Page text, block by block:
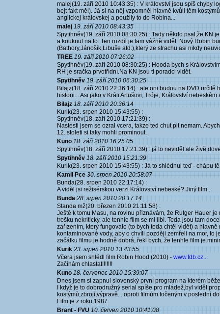
malej(19. září 2010 10:43:35) : V království jsou spíš chyby
bejt fakt měl). Já si na něj vzpomněl hlavně kvůli těm
anglickej královskej a použily to do Robina...
malej 19. září 2010 08:43:35
Spytihněv(19. září 2010 08:30:25) : Tady někdo psal,že KN
a kouknul na to. Ten rozdíl je tam vážně vidět. Nový Robin
(Bathory,Jánošík,Libuše atd.),který ze strachu asi nikdy
TREE 19. září 2010 07:26:02
Spytihněv(19. září 2010 08:30:25) : Hooda bych s
RH je sračka prvotřídní.Na KN jsou ti poradci vidět.
Spytihněv 19. září 2010 06:30:25
Bilajz(18. září 2010 22:36:14) : ale oni budou na DVD určitě
historii... Asi jako v Králi Artušovi, Tróje, Království nebeském
Bilajz 18. září 2010 20:36:14
Kurik(23. srpen 2010 15:43:55) :
Spytihněv(18. září 2010 17:21:39) :
Nastesti jsem se ozral vcera, takze ted chut pit nemam.
12. stoleti si taky mohli prominout.
Kuno 18. září 2010 16:25:05
Spytihněv(18. září 2010 17:21:39) : já to neviděl ale živě
Spytihněv 18. září 2010 15:21:39
Kurik(23. srpen 2010 15:43:55) : Já to shlédnul teď - chápu
Kamil Pce 30. srpen 2010 20:58:07
Bunda(28. srpen 2010 22:17:14) :
A viděl jsi režisérskou verzi Království nebeské? Jiný film..
Bunda 28. srpen 2010 20:17:14
Standa mž(20. březen 2010 21:11:58) :
Ještě k tomu Masu, na rovinu přiznávám, že Rutger Hauer
trošku nekriticky, ale tenhle film se mi líbí. Teda jsou tam
zařízením, který fungovalo (to bych teda chtěl vidět) a
kontaminované vody, aby o chvíli později zemřeli na mor, to
začátku filmu je hodně dobrá, řekl bych, že tenhle film je
Kurik 23. srpen 2010 13:43:55
Včera jsem shlédl film Robin Hood (2010) - www.fdb.cz...
Začínám chlastat!!!!!!!
Kuno 18. červenec 2010 15:39:07
Dnes jsem si zapnul slovenský první program na kterém
I když je to dobrodružný serial spíše pro mládež,byl vidět
kostýmů,zbrojí,výpravě....oproti filmům točeným v poslední
Film je z roku 1987.
Brant - FVU 10. červen 2010 10:41:08